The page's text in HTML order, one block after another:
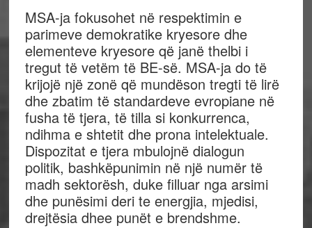
MSA-ja fokusohet në respektimin e
parimeve demokratike kryesore dhe
elementeve kryesore që janë thelbi i
tregut të vetëm të BE-së. MSA-ja do të
krijojë një zonë që mundëson tregti të lirë
dhe zbatim të standardeve evropiane në
fusha të tjera, të tilla si konkurrenca,
ndihma e shtetit dhe prona intelektuale.
Dispozitat e tjera mbulojnë dialogun
politik, bashkëpunimin në një numër të
madh sektorësh, duke filluar nga arsimi
dhe punësimi deri te energjia, mjedisi,
drejtësia dhee punët e brendshme.